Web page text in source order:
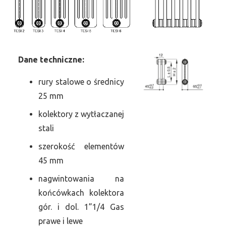
Dane techniczne:
rury stalowe o średnicy
25 mm
kolektory z wytłaczanej
stali
szerokość elementów
45 mm
nagwintowania na
końcówkach kolektora
gór. i dol. 1”1/4 Gas
prawe i lewe